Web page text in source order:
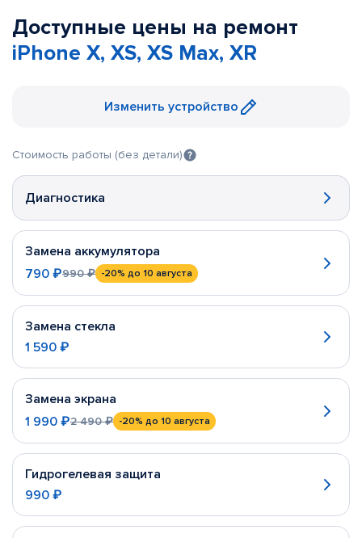
Доступные цены на ремонт
iPhone X, XS, XS Max, XR
Изменить устройство
Стоимость работы (без детали)
Диагностика
Замена аккумулятора
790 ₽990 ₽ -20% до 10 августа
Замена стекла
1 590 ₽
Замена экрана
1 990 ₽2 490 ₽ -20% до 10 августа
Гидрогелевая защита
990 ₽